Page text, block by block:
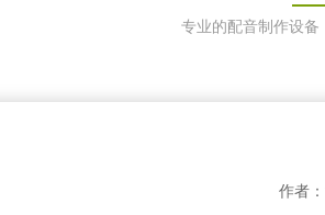
专业的配音制作设备
作者